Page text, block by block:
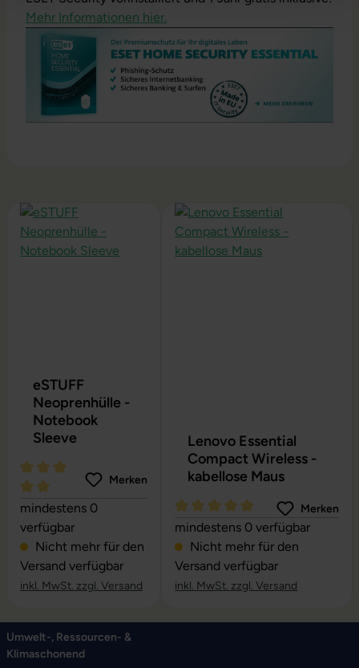
Mehr Informationen hier.
Produktgalerie überspringen
eSTUFF
Neoprenhülle -
Notebook
Sleeve
Durchschnittliche Bewertung von 5 von 5 Sternen
Merken
mindestens 0
verfügbar
Nicht mehr für den
Versand verfügbar
inkl. MwSt. zzgl. Versand
Lenovo Essential
Compact Wireless -
kabellose Maus
Durchschnittliche Bewertung
Merken
mindestens 0 verfügbar
Nicht mehr für den
Versand verfügbar
inkl. MwSt. zzgl. Versand
Umwelt-, Ressourcen- &
Klimaschonend